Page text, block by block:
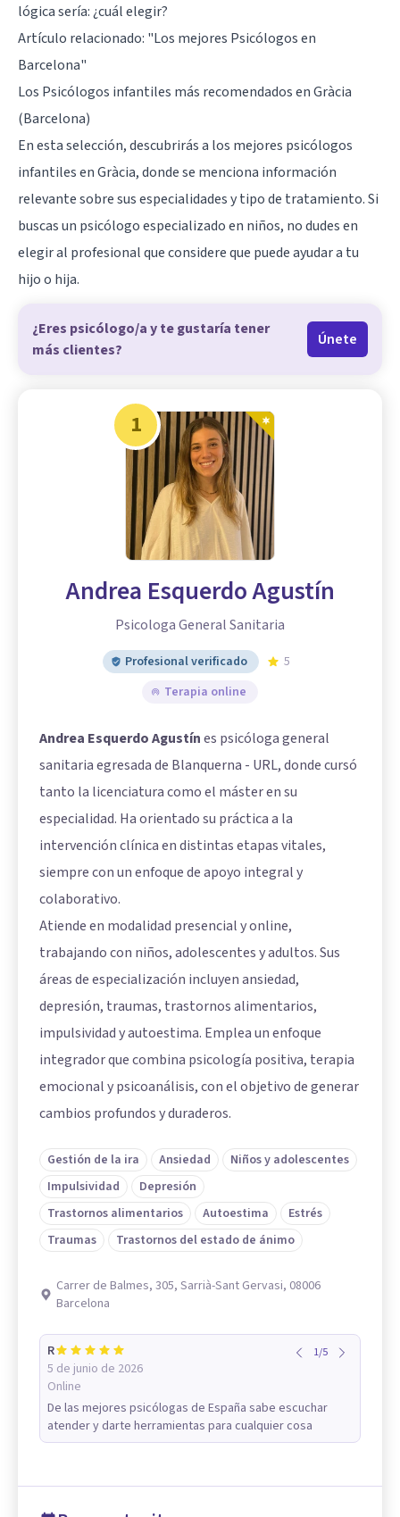
lógica sería: ¿cuál elegir?
Artículo relacionado: "Los mejores Psicólogos en
Barcelona"
Los Psicólogos infantiles más recomendados en Gràcia
(Barcelona)
En esta selección, descubrirás a los mejores psicólogos
infantiles en Gràcia, donde se menciona información
relevante sobre sus especialidades y tipo de tratamiento. Si
buscas un psicólogo especializado en niños, no dudes en
elegir al profesional que considere que puede ayudar a tu
hijo o hija.
¿Eres psicólogo/a y te gustaría tener
más clientes?
Únete
1
Andrea Esquerdo Agustín
Psicologa General Sanitaria
Profesional verificado
5
Terapia online
Andrea Esquerdo Agustínes psicóloga general
sanitaria egresada de Blanquerna - URL, donde cursó
tanto la licenciatura como el máster en su
especialidad. Ha orientado su práctica a la
intervención clínica en distintas etapas vitales,
siempre con un enfoque de apoyo integral y
colaborativo.
Atiende en modalidad presencial y online,
trabajando con niños, adolescentes y adultos. Sus
áreas de especialización incluyen ansiedad,
depresión, traumas, trastornos alimentarios,
impulsividad y autoestima. Emplea un enfoque
integrador que combina psicología positiva, terapia
emocional y psicoanálisis, con el objetivo de generar
cambios profundos y duraderos.
Gestión de la ira Ansiedad
Niños y adolescentes
Impulsividad
Depresión
Trastornos alimentarios
Autoestima
Estrés
Traumas
Trastornos del estado de ánimo
Carrer de Balmes, 305, Sarrià-Sant Gervasi, 08006
Barcelona
R
5 de junio de 2026
Online
1/5
De las mejores psicólogas de España sabe escuchar
atender y darte herramientas para cualquier cosa